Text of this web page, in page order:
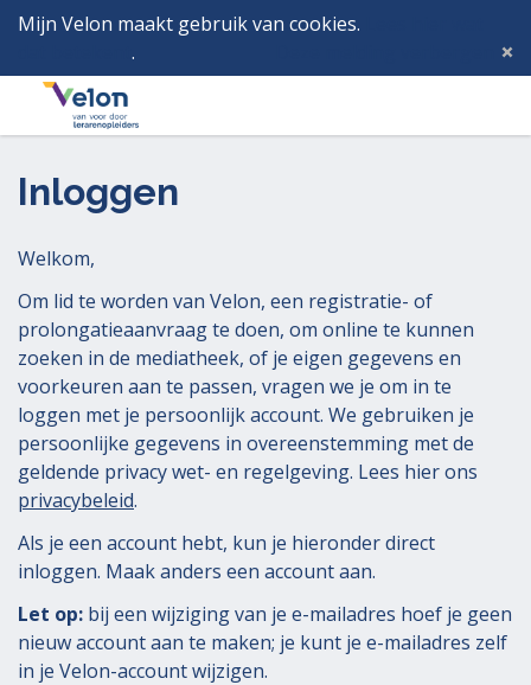
Mijn Velon maakt gebruik van cookies.
.
Menu
Inloggen
Welkom,
Om lid te worden van Velon, een registratie- of
prolongatieaanvraag te doen, om online te kunnen
zoeken in de mediatheek, of je eigen gegevens en
voorkeuren aan te passen, vragen we je om in te
loggen met je persoonlijk account. We gebruiken je
persoonlijke gegevens in overeenstemming met de
geldende privacy wet- en regelgeving. Lees hier ons
privacybeleid.
Als je een account hebt, kun je hieronder direct
inloggen. Maak anders een account aan.
Let op: bij een wijziging van je e-mailadres hoef je geen
nieuw account aan te maken; je kunt je e-mailadres zelf
in je Velon-account wijzigen.